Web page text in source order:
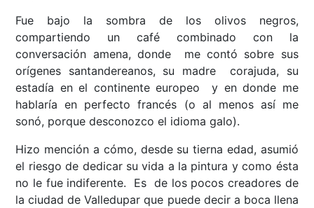
Fue bajo la sombra de los olivos negros,
compartiendo un café combinado con la
conversación amena, donde me contó sobre sus
orígenes santandereanos, su madre corajuda, su
estadía en el continente europeo y en donde me
hablaría en perfecto francés (o al menos así me
sonó, porque desconozco el idioma galo).
Hizo mención a cómo, desde su tierna edad, asumió
el riesgo de dedicar su vida a la pintura y como ésta
no le fue indiferente. Es de los pocos creadores de
la ciudad de Valledupar que puede decir a boca llena